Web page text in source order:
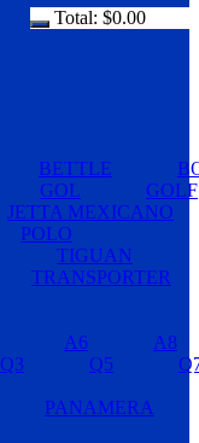
Total: $0.00
BETTLE
GOL
GOLF
JETTA MEXICANO
POLO
TIGUAN
TRANSPORTER
A6
A8
Q3 Q5
PANAMERA